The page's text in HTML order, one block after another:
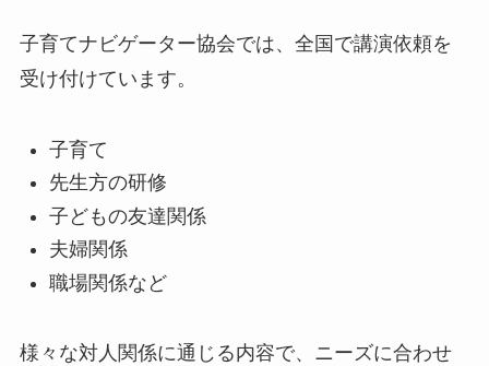
子育てナビゲーター協会では、全国で講演依頼を
受け付けています。
子育て
先生方の研修
子どもの友達関係
夫婦関係
職場関係など
様々な対人関係に通じる内容で、ニーズに合わせ